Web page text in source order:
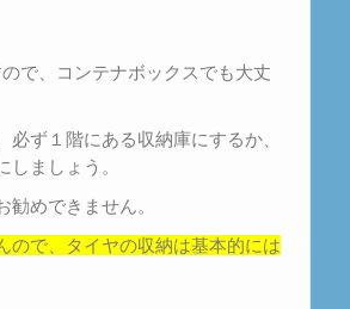
で、コンテナボックスでも大丈
ず１階にある収納庫にするか、
ましょう。
めできません。
ので、タイヤの収納は基本的には